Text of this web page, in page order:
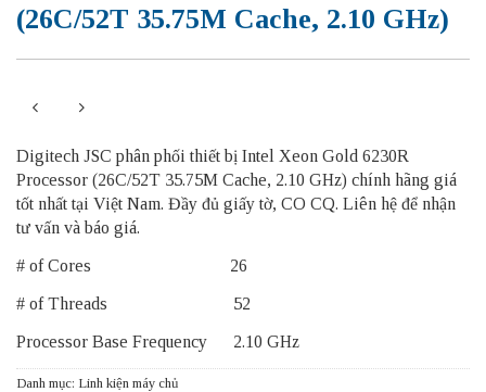
(26C/52T 35.75M Cache, 2.10 GHz)
Digitech JSC phân phối thiết bị Intel Xeon Gold 6230R
Processor (26C/52T 35.75M Cache, 2.10 GHz) chính hãng giá
tốt nhất tại Việt Nam. Đầy đủ giấy tờ, CO CQ. Liên hệ để nhận
tư vấn và báo giá.
# of Cores 26
# of Threads 52
Processor Base Frequency 2.10 GHz
Danh mục: Linh kiện máy chủ